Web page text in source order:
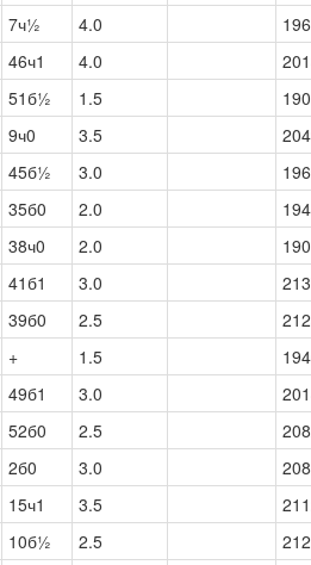
7ч½ 4.0
46ч1 4.0
51б½ 1.5
9ч0 3.5
45б½ 3.0
35б0 2.0
38ч0 2.0
41б1 3.0
39б0 2.5
+ 1.5
49б1 3.0
52б0 2.5
2б0 3.0
15ч1 3.5
10б½ 2.5